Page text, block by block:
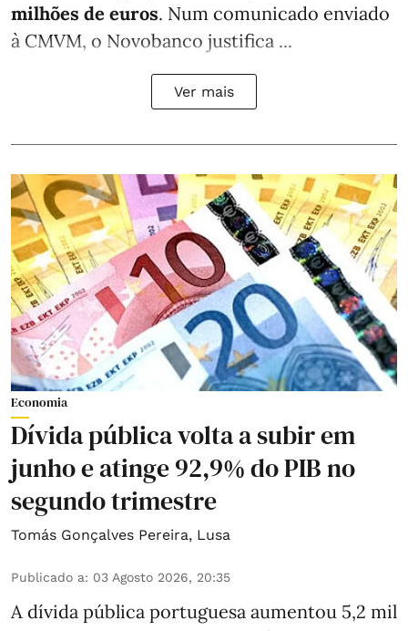
milhões de euros. Num comunicado enviado
à CMVM, o Novobanco justifica ...
Ver mais
Economia
Dívida pública volta a subir em
junho e atinge 92,9% do PIB no
segundo trimestre
Tomás Gonçalves Pereira, Lusa
Publicado a: 03 Agosto 2026, 20:35
A dívida pública portuguesa aumentou 5,2 mil